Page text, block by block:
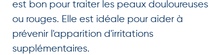
est bon pour traiter les peaux douloureuses
ou rouges. Elle est idéale pour aider à
prévenir l'apparition d'irritations
supplémentaires.